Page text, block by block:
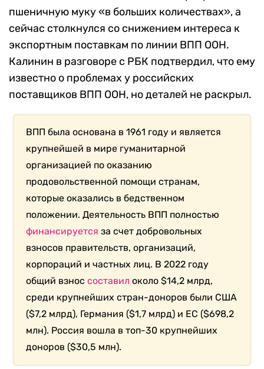
пшеничную муку «в больших количествах», а
сейчас столкнулся со снижением интереса к
экспортным поставкам по линии ВПП ООН.
Калинин в разговоре с РБК подтвердил, что ему
известно о проблемах у российских
поставщиков ВПП ООН, но деталей не раскрыл.
ВПП была основана в 1961 году и является
крупнейшей в мире гуманитарной
организацией по оказанию
продовольственной помощи странам,
которые оказались в бедственном
положении. Деятельность ВПП полностью
финансируется за счет добровольных
взносов правительств, организаций,
корпораций и частных лиц. В 2022 году
общий взноссоставил около $14,2 млрд,
среди крупнейших стран-доноров были США
($7,2 млрд), Германия ($1,7 млрд) и ЕС ($698,2
млн). Россия вошла в топ-30 крупнейших
доноров ($30,5 млн).